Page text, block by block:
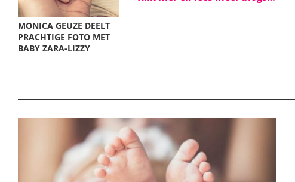
MONICA GEUZE DEELT
PRACHTIGE FOTO MET
BABY ZARA-LIZZY